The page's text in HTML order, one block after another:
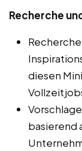
Recherche
diesen
basierend